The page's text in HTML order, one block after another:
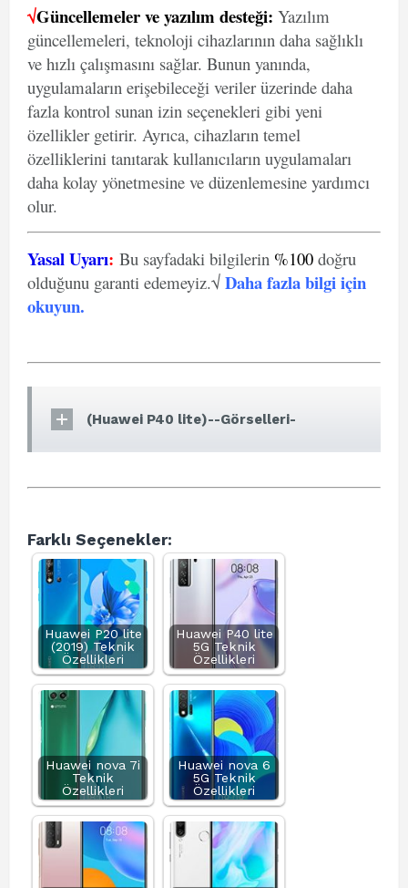
√Güncellemeler ve yazılım desteği: Yazılım
güncellemeleri, teknoloji cihazlarının daha sağlıklı
ve hızlı çalışmasını sağlar. Bunun yanında,
uygulamaların erişebileceği veriler üzerinde daha
fazla kontrol sunan izin seçenekleri gibi yeni
özellikler getirir. Ayrıca, cihazların temel
özelliklerini tanıtarak kullanıcıların uygulamaları
daha kolay yönetmesine ve düzenlemesine yardımcı
olur.
Yasal Uyarı: Bu sayfadaki bilgilerin %100 doğru
olduğunu garanti edemeyiz.√ Daha fazla bilgi için
okuyun.
(Huawei P40 lite)--Görselleri-
Farklı Seçenekler:
Huawei P20 lite
(2019) Teknik
Özellikleri
Huawei P40 lite
5G Teknik
Özellikleri
Huawei nova 7i
Teknik
Özellikleri
Huawei nova 6
5G Teknik
Özellikleri